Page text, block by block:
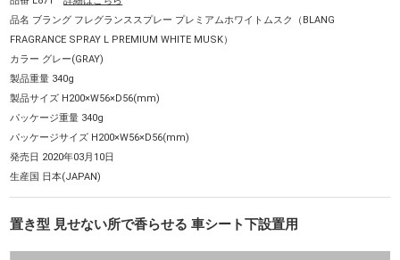
品名 ブラング フレグランススプレー プレミアムホワイトムスク（BLANG
FRAGRANCE SPRAY L PREMIUM WHITE MUSK）
カラー グレー(GRAY)
製品重量 340g
製品サイズ H200×W56×D56(mm)
パッケージ重量 340g
パッケージサイズ H200×W56×D56(mm)
発売日 2020年03月10日
生産国 日本(JAPAN)
置き型 見せない所で香らせる 車シート下設置用